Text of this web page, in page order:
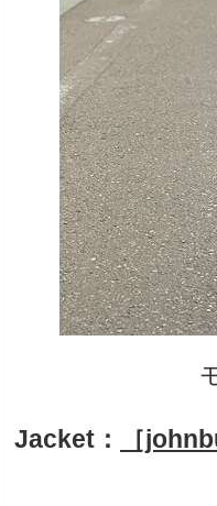
Jacket： ［